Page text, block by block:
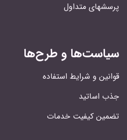
پرسشهای متداول
سیاست‌ها و طرح‌ها
قوانین و شرایط استفاده
جذب اساتید
تضمین کیفیت خدمات